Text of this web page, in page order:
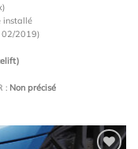
installé
02/2019)
: Non précisé